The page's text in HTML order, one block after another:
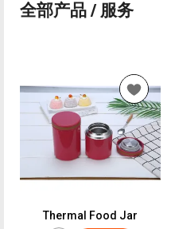
全部产品 / 服务
Thermal Food Jar